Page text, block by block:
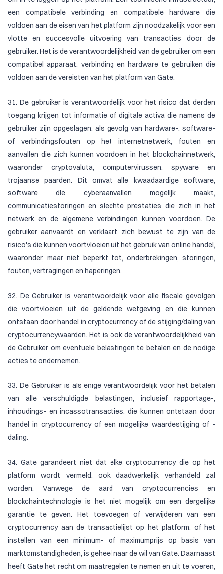
een compatibele verbinding en compatibele hardware die
voldoen aan de eisen van het platform zijn noodzakelijk voor een
vlotte en succesvolle uitvoering van transacties door de
gebruiker. Het is de verantwoordelijkheid van de gebruiker om een
compatibel apparaat, verbinding en hardware te gebruiken die
voldoen aan de vereisten van het platform van Gate.
31. De gebruiker is verantwoordelijk voor het risico dat derden
toegang krijgen tot informatie of digitale activa die namens de
gebruiker zijn opgeslagen, als gevolg van hardware-, software-
of verbindingsfouten op het internetnetwerk, fouten en
aanvallen die zich kunnen voordoen in het blockchainnetwerk,
waaronder cryptovaluta, computervirussen, spyware en
trojaanse paarden. Dit omvat alle kwaadaardige software,
software die cyberaanvallen mogelijk maakt,
communicatiestoringen en slechte prestaties die zich in het
netwerk en de algemene verbindingen kunnen voordoen. De
gebruiker aanvaardt en verklaart zich bewust te zijn van de
risico's die kunnen voortvloeien uit het gebruik van online handel,
waaronder, maar niet beperkt tot, onderbrekingen, storingen,
fouten, vertragingen en haperingen.
32. De Gebruiker is verantwoordelijk voor alle fiscale gevolgen
die voortvloeien uit de geldende wetgeving en die kunnen
ontstaan door handel in cryptocurrency of de stijging/daling van
cryptocurrencywaarden. Het is ook de verantwoordelijkheid van
de Gebruiker om eventuele belastingen te betalen en de nodige
acties te ondernemen.
33. De Gebruiker is als enige verantwoordelijk voor het betalen
van alle verschuldigde belastingen, inclusief rapportage-,
inhoudings- en incassotransacties, die kunnen ontstaan door
handel in cryptocurrency of een mogelijke waardestijging of -
daling.
34. Gate garandeert niet dat elke cryptocurrency die op het
platform wordt vermeld, ook daadwerkelijk verhandeld zal
worden. Vanwege de aard van cryptocurrencies en
blockchaintechnologie is het niet mogelijk om een dergelijke
garantie te geven. Het toevoegen of verwijderen van een
cryptocurrency aan de transactielijst op het platform, of het
instellen van een minimum- of maximumprijs op basis van
marktomstandigheden, is geheel naar de wil van Gate. Daarnaast
heeft Gate het recht om maatregelen te nemen en uit te voeren,